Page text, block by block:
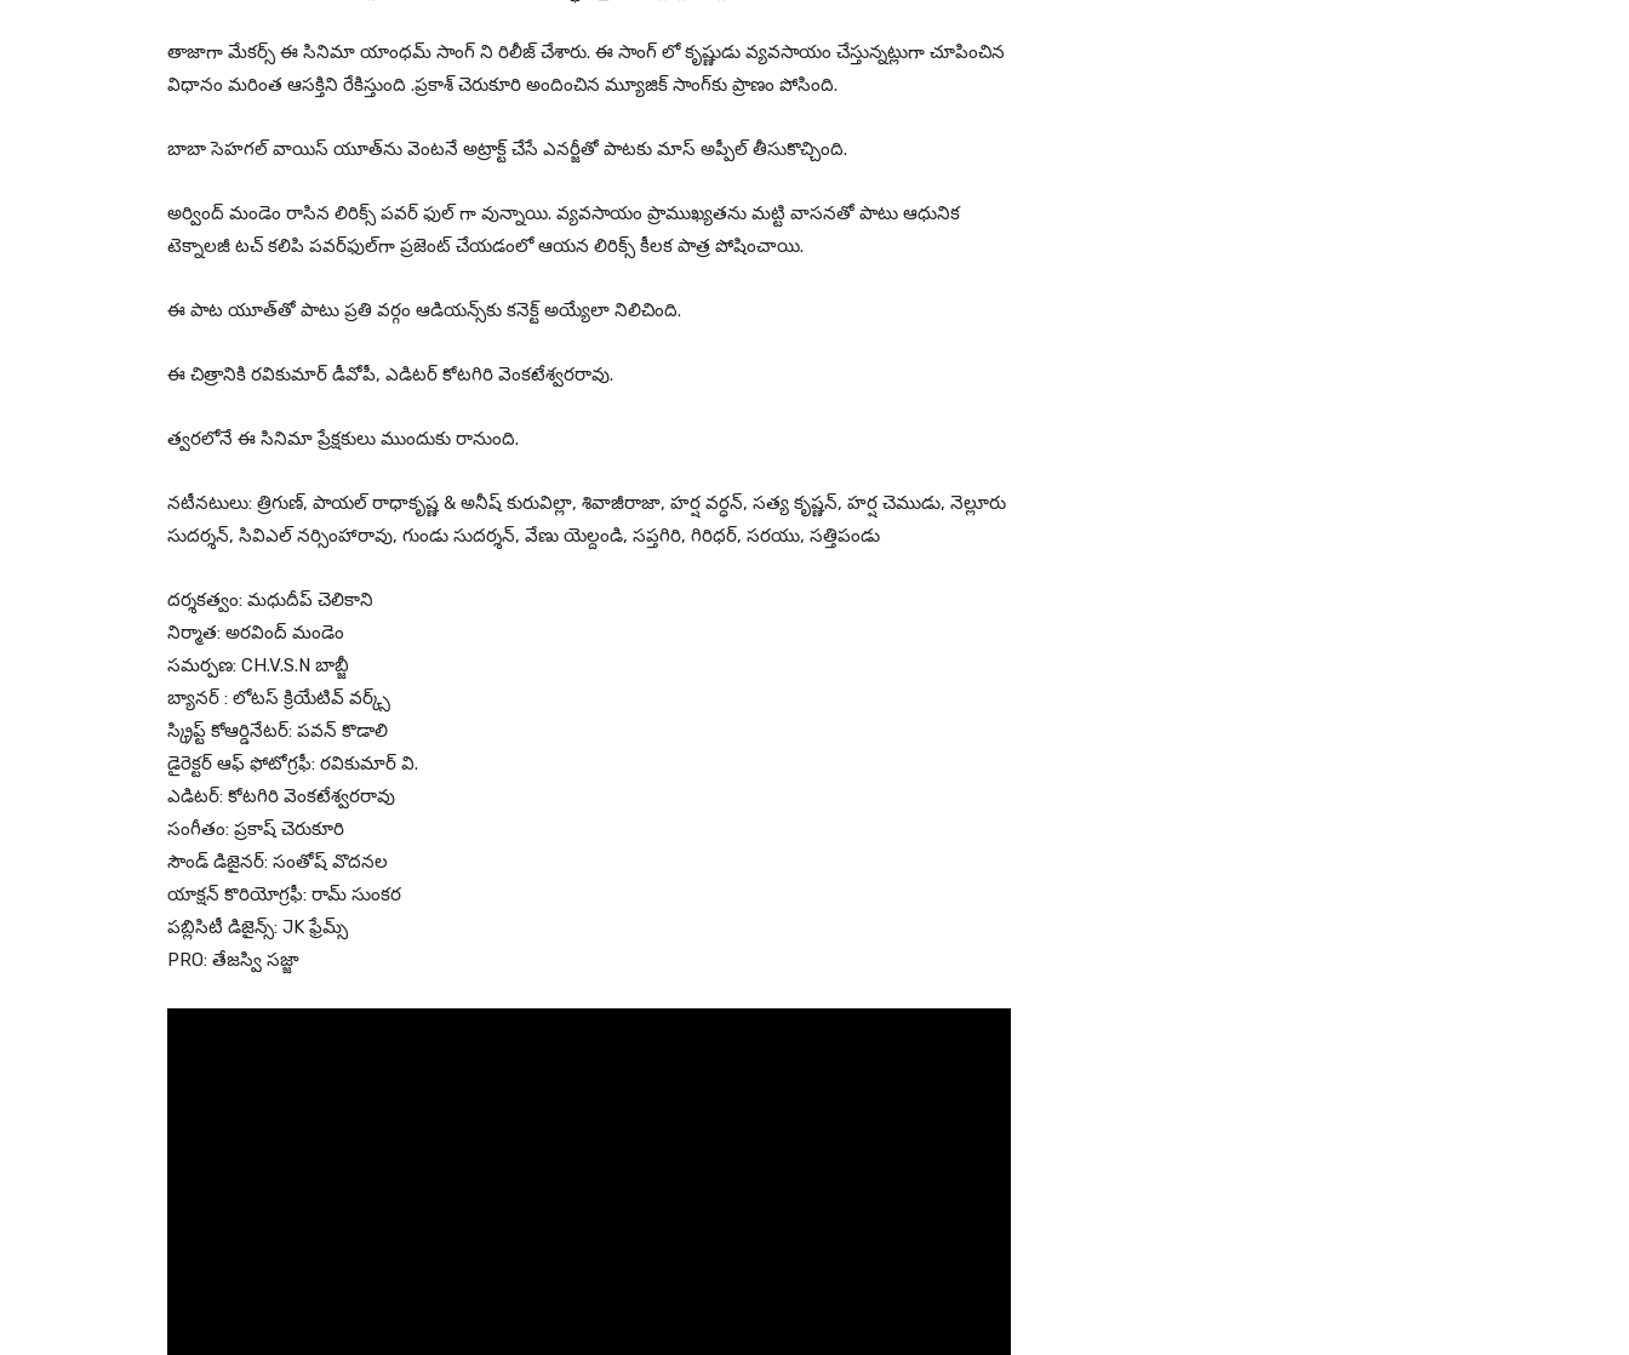
తాజాగా మేకర్స్ ఈ సినిమా యాంధమ్ సాంగ్ ని రిలీజ్ చేశారు. ఈ సాంగ్ లో కృష్ణుడు వ్యవసాయం చేస్తున్నట్లుగా చూపించిన
విధానం మరింత ఆసక్తిని రేకిస్తుంది .ప్రకాశ్ చెరుకూరి అందించిన మ్యూజిక్ సాంగ్‌కు ప్రాణం పోసింది.
బాబా సెహగల్ వాయిస్ యూత్‌ను వెంటనే అట్రాక్ట్ చేసే ఎనర్జీతో పాటకు మాస్ అప్పీల్ తీసుకొచ్చింది.
అర్వింద్ మండెం రాసిన లిరిక్స్ పవర్ ఫుల్ గా వున్నాయి. వ్యవసాయం ప్రాముఖ్యతను మట్టి వాసనతో పాటు ఆధునిక
టెక్నాలజీ టచ్ కలిపి పవర్‌ఫుల్‌గా ప్రజెంట్ చేయడంలో ఆయన లిరిక్స్ కీలక పాత్ర పోషించాయి.
ఈ పాట యూత్‌తో పాటు ప్రతి వర్గం ఆడియన్స్‌కు కనెక్ట్ అయ్యేలా నిలిచింది.
ఈ చిత్రానికి రవికుమార్ డీవోపీ, ఎడిటర్ కోటగిరి వెంకటేశ్వరరావు.
త్వరలోనే ఈ సినిమా ప్రేక్షకులు ముందుకు రానుంది.
నటీనటులు: త్రిగుణ్, పాయల్ రాధాకృష్ణ & అనీష్ కురువిల్లా, శివాజీరాజా, హర్ష వర్ధన్, సత్య కృష్ణన్, హర్ష చెముడు, నెల్లూరు
సుదర్శన్, సివిఎల్ నర్సింహారావు, గుండు సుదర్శన్, వేణు యెల్దండి, సప్తగిరి, గిరిధర్, సరయు, సత్తిపండు
దర్శకత్వం: మధుదీప్ చెలికాని
నిర్మాత: అరవింద్ మండెం
సమర్పణ: CH.V.S.N బాబ్జీ
బ్యానర్ : లోటస్ క్రియేటివ్ వర్క్స్
స్క్రిప్ట్ కోఆర్డినేటర్: పవన్ కొడాలి
డైరెక్టర్ ఆఫ్ ఫోటోగ్రఫీ: రవికుమార్ వి.
ఎడిటర్: కోటగిరి వెంకటేశ్వరరావు
సంగీతం: ప్రకాష్ చెరుకూరి
సౌండ్ డిజైనర్: సంతోష్ వొదనల
యాక్షన్ కొరియోగ్రఫీ: రామ్ సుంకర
పబ్లిసిటీ డిజైన్స్: JK ఫ్రేమ్స్
PRO: తేజస్వి సజ్జా